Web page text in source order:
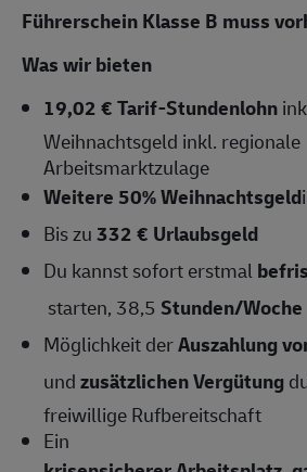
Führerschein Klasse B muss
Was wir bieten
19,02 € Tarif-Stundenlohn
Weihnachtsgeld inkl. regionale
Arbeitsmarktzulage
Weitere 50% Weihnachtsgeld
Bis zu332 € Urlaubsgeld
Du kannst sofort erstmal
starten, 38,5 Stunden/Woche
Möglichkeit derAuszahlung
undzusätzlichen Vergütung
freiwillige Rufbereitschaft
Ein